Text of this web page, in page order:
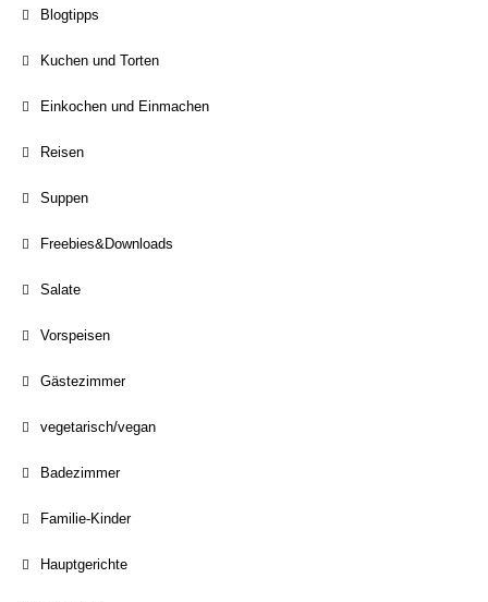
Blogtipps
Kuchen und Torten
Einkochen und Einmachen
Reisen
Suppen
Freebies&Downloads
Salate
Vorspeisen
Gästezimmer
vegetarisch/vegan
Badezimmer
Familie-Kinder
Hauptgerichte